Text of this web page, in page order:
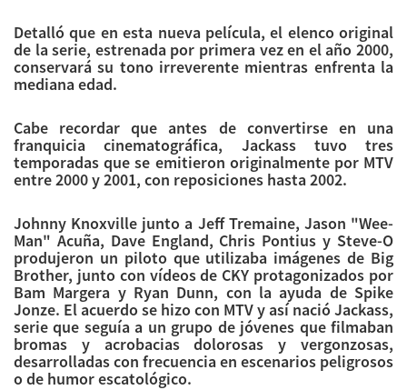
Detalló que en esta nueva película, el elenco original
de la serie, estrenada por primera vez en el año 2000,
conservará su tono irreverente mientras enfrenta la
mediana edad.
Cabe recordar que antes de convertirse en una
franquicia cinematográfica, Jackass tuvo tres
temporadas que se emitieron originalmente por MTV
entre 2000 y 2001, con reposiciones hasta 2002.
Johnny Knoxville junto a Jeff Tremaine, Jason "Wee-
Man" Acuña, Dave England, Chris Pontius y Steve-O
produjeron un piloto que utilizaba imágenes de Big
Brother, junto con vídeos de CKY protagonizados por
Bam Margera y Ryan Dunn, con la ayuda de Spike
Jonze. El acuerdo se hizo con MTV y así nació Jackass,
serie que seguía a un grupo de jóvenes que filmaban
bromas y acrobacias dolorosas y vergonzosas,
desarrolladas con frecuencia en escenarios peligrosos
o de humor escatológico.